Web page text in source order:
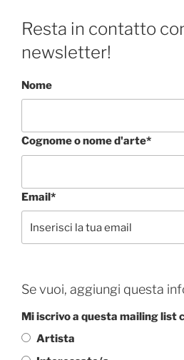
Resta in contatto
newsletter!
Nome
Cognome o nome d'arte*
Email*
Se vuoi, aggiungi questa
Mi iscrivo a questa mailing list
Artista